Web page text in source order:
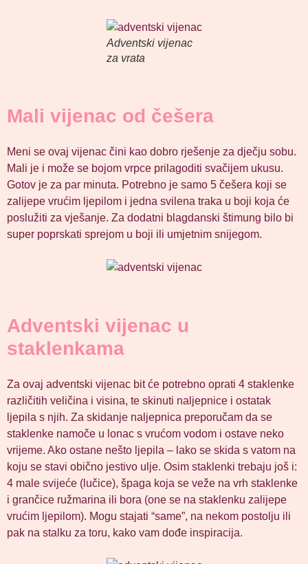
Adventski vijenac
za vrata
Mali vijenac od češera
Meni se ovaj vijenac čini kao dobro rješenje za dječju sobu.
Mali je i može se bojom vrpce prilagoditi svačijem ukusu.
Gotov je za par minuta. Potrebno je samo 5 češera koji se
zalijepe vrućim ljepilom i jedna svilena traka u boji koja će
poslužiti za vješanje. Za dodatni blagdanski štimung bilo bi
super poprskati sprejom u boji ili umjetnim snijegom.
Adventski vijenac u
staklenkama
Za ovaj adventski vijenac bit će potrebno oprati 4 staklenke
različitih veličina i visina, te skinuti naljepnice i ostatak
ljepila s njih. Za skidanje naljepnica preporučam da se
staklenke namoče u lonac s vrućom vodom i ostave neko
vrijeme. Ako ostane nešto ljepila – lako se skida s vatom na
koju se stavi obično jestivo ulje. Osim staklenki trebaju još i:
4 male svijeće (lučice), špaga koja se veže na vrh staklenke
i grančice ružmarina ili bora (one se na staklenku zalijepe
vrućim ljepilom). Mogu stajati “same”, na nekom postolju ili
pak na stalku za toru, kako vam dođe inspiracija.